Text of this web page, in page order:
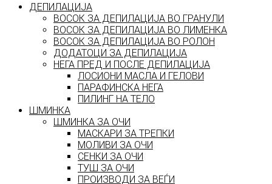
ДЕПИЛАЦИЈА
ВОСОК ЗА ДЕПИЛАЦИЈА ВО ГРАНУЛИ
ВОСОК ЗА ДЕПИЛАЦИЈА ВО ЛИМЕНКА
ВОСОК ЗА ДЕПИЛАЦИЈА ВО РОЛОН
ДОДАТОЦИ ЗА ДЕПИЛАЦИЈА
НЕГА ПРЕД И ПОСЛЕ ДЕПИЛАЦИЈА
ЛОСИОНИ МАСЛА И ГЕЛОВИ
ПАРАФИНСКА НЕГА
ПИЛИНГ НА ТЕЛО
ШМИНКА
ШМИНКА ЗА ОЧИ
МАСКАРИ ЗА ТРЕПКИ
МОЛИВИ ЗА ОЧИ
СЕНКИ ЗА ОЧИ
ТУШ ЗА ОЧИ
ПРОИЗВОДИ ЗА ВЕЃИ